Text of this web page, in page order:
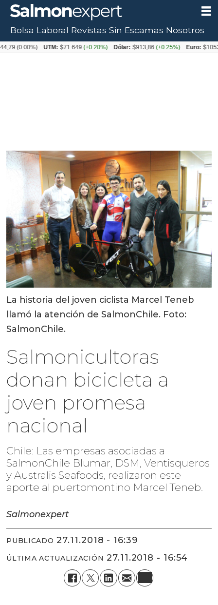
La historia del joven ciclista Marcel Teneb
llamó la atención de SalmonChile. Foto:
SalmonChile.
Salmonicultoras
donan bicicleta a
joven promesa
nacional
Chile: Las empresas asociadas a
SalmonChile Blumar, DSM, Ventisqueros
y Australis Seafoods, realizaron este
aporte al puertomontino Marcel Teneb.
Salmonexpert
PUBLICADO 27.11.2018 - 16:39
ÚLTIMA ACTUALIZACIÓN 27.11.2018 - 16:54
Bolsa Laboral Revistas Sin Escamas Nosotros
UTM: $71.649(+0.20%) Dólar: $913,86(+0.25%) Euro: $1053,08(-